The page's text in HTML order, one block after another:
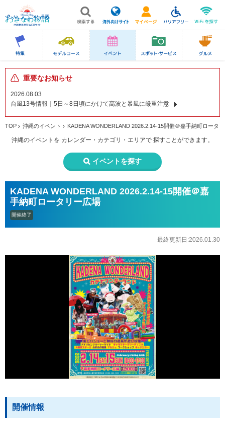
重要なお知らせ
2026.08.03
台風13号情報｜5日～8日頃にかけて高波と暴風に厳重注意
TOP 沖縄のイベント KADENA WONDERLAND 2026.2.14-15開催＠嘉手納町ロータ
沖縄のイベントを カレンダー・カテゴリ・エリアで 探すことができます。
イベントを探す
KADENA WONDERLAND 2026.2.14-15開催＠嘉
手納町ロータリー広場
開催終了
最終更新日:2026.01.30
開催情報